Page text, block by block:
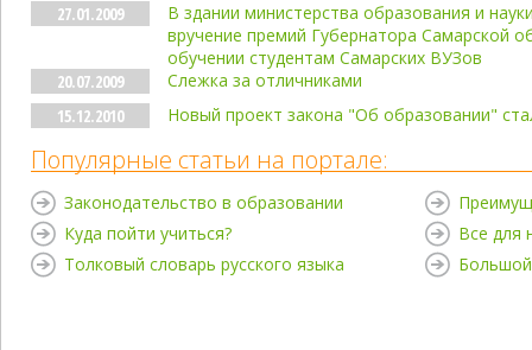
27.01.2009
В здании министерства образования и
вручение премий Губернатора Самарской
обучении студентам Самарских ВУЗов
20.07.2009
Слежка за отличниками
15.12.2010
Новый проект закона "Об образовании"
Популярные статьи на портале:
Законодательство в образовании
Куда пойти учиться?
Толковый словарь русского языка
Все для
Большой